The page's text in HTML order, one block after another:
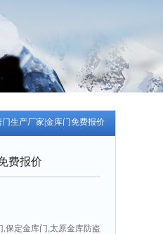
生产厂家|金库门免费报价
费报价
保定金库门,太原金库防盗